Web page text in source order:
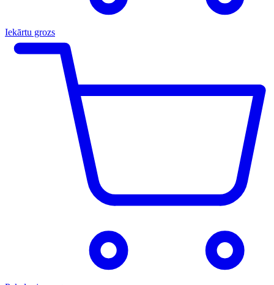
Iekārtu grozs